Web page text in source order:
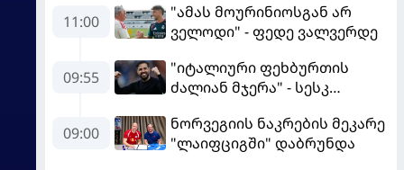
11:00
"ამას მოურინიოსგან არ
ველოდი" - ფედე ვალვერდე
09:55
"იტალიური ფეხბურთის
ძალიან მჯერა" - სესკ
09:00
ნორვეგიის ნაკრების მეკარე
"ლაიფციგში" დაბრუნდა